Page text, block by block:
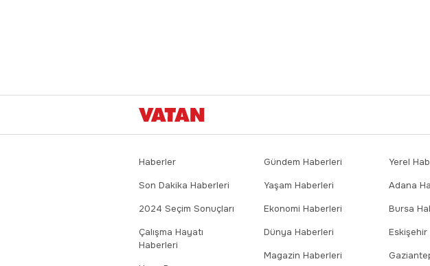
Haberler
Son Dakika Haberleri
2024 Seçim Sonuçları
Çalışma Hayatı
Haberleri
Gündem Haberleri
Yaşam Haberleri
Ekonomi Haberleri
Dünya Haberleri
Magazin Haberleri
Yerel
Adana
Bursa
Eskişehir